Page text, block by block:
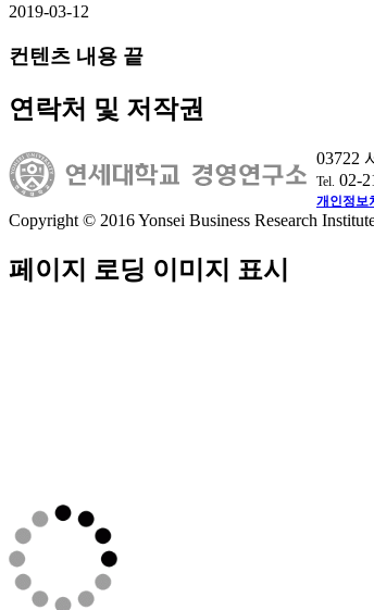
2019-03-12
컨텐츠 내용 끝
연락처 및 저작권
03722
Tel. 02-
개인정보
Copyright © 2016 Yonsei Business Research
페이지 로딩 이미지 표시